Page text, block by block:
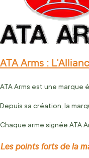
ATA Arms :
ATA Arms est une
Depuis sa création, la
Chaque arme signée ATA
Les points forts de la